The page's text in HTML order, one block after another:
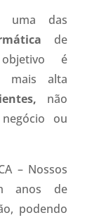
das
de
é
alta
não
ou
– Nossos
anos de
podendo